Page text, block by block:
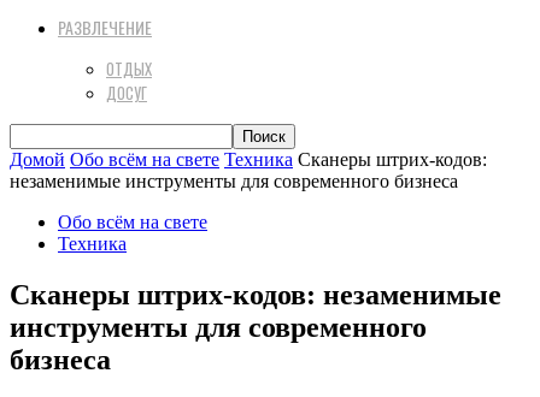
РАЗВЛЕЧЕНИЕ
ОТДЫХ
ДОСУГ
Домой Обо всём на свете Техника Сканеры штрих-кодов:
незаменимые инструменты для современного бизнеса
Обо всём на свете
Техника
Сканеры штрих-кодов: незаменимые
инструменты для современного
бизнеса